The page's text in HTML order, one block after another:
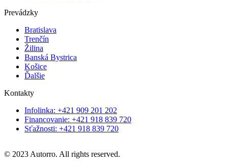
Prevádzky
Bratislava
Trenčín
Žilina
Banská Bystrica
Košice
Ďalšie
Kontakty
Infolinka: +421 909 201 202
Financovanie: +421 918 839 720
Sťažnosti: +421 918 839 720
© 2023 Autorro. All rights reserved.